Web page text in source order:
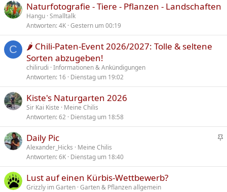
Naturfotografie - Tiere - Pflanzen - Landschaften
Hangu Smalltalk
Antworten 4K Gestern um 00:19
C
🌶️ Chili-Paten-Event 2026/2027: Tolle & seltene
Sorten abzugeben!
chilirudi Informationen & Ankündigungen
Antworten 16 Dienstag um 19:02
Kiste's Naturgarten 2026
Sir Kai Kiste
Meine Chilis
Antworten 62 Dienstag um 18:58
A
e
Daily Pic
Alexander_Hicks
Meine Chilis
Antworten 6K Dienstag um 18:40
Lust auf einen Kürbis-Wettbewerb?
Grizzly im Garten Garten & Pflanzen allgemein